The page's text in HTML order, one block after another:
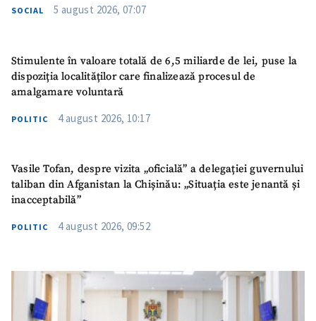
SOCIAL 5 august 2026, 07:07
Stimulente în valoare totală de 6,5 miliarde de lei, puse la
dispoziția localităților care finalizează procesul de
amalgamare voluntară
POLITIC 4 august 2026, 10:17
Vasile Tofan, despre vizita „oficială” a delegației guvernului
taliban din Afganistan la Chișinău: „Situația este jenantă și
inacceptabilă”
POLITIC 4 august 2026, 09:52